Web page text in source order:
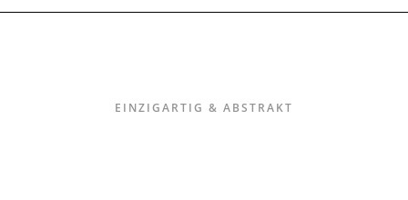
EINZIGARTIG & ABSTRAKT